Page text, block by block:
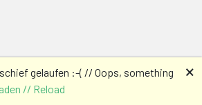
gelaufen :-( // Oops, something
// Reload
🗙